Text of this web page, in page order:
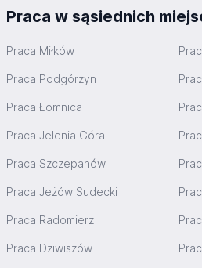
Praca w sąsiednich
Praca Miłków
Praca Podgórzyn
Praca Łomnica
Praca Jelenia Góra
Praca Szczepanów
Praca Jeżów Sudecki
Praca Radomierz
Praca Dziwiszów